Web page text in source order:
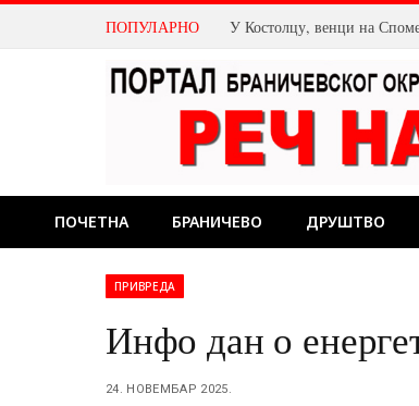
ПОПУЛАРНО
ПОЧЕТНА БРАНИЧЕВО ДРУШТВО
ПРИВРЕДА
Инфо дан о
24. НОВЕМБАР 2025.